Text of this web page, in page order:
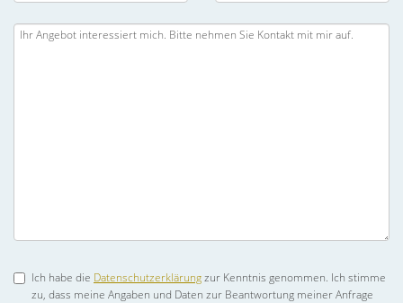
Ich habe die Datenschutzerklärungzur Kenntnis genommen. Ich stimme
zu, dass meine Angaben und Daten zur Beantwortung meiner Anfrage